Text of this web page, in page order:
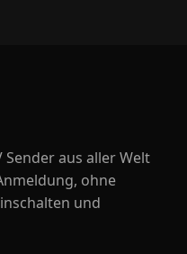
Sender aus aller Welt
ohne
und